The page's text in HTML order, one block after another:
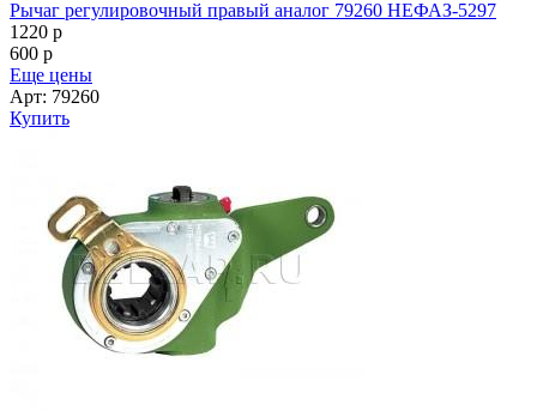
Рычаг регулировочный (передний правый) КАМАЗ 6520,
6460 КамАЗ
1590 p
600p
Выбрать город
Напишите нам
Корзина Заказать звонок
8 (906) 120-78-77 8 (8552) 44-88-44
Создание и продвижение сайта